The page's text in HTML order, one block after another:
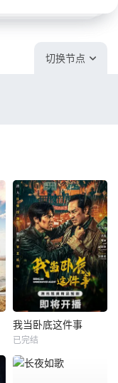
切换节点
我当卧底这件事
已完结